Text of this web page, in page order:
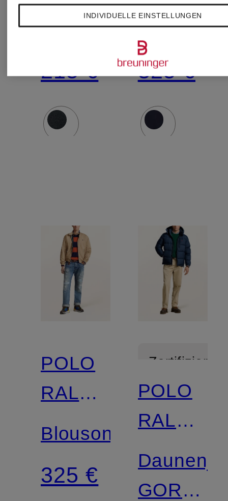
LAUREN
Blouson
215 €
LAUREN
Blouson
325 €
POLO
RALPH
LAUREN
Blouson
325 €
Zertifiziert
POLO
RALPH
LAUREN
GORHAM
INDIVIDUELLE EINSTELLUNGEN